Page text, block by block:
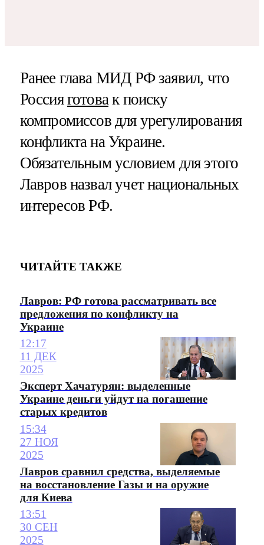
Ранее глава МИД РФ заявил, что
Россияготова к поиску
компромиссов для урегулирования
конфликта на Украине.
Обязательным условием для этого
Лавров назвал учет национальных
интересов РФ.
ЧИТАЙТЕ ТАКЖЕ
Лавров: РФ готова рассматривать все
предложения по конфликту на
Украине
12:17
11 ДЕК
2025
Эксперт Хачатурян: выделенные
Украине деньги уйдут на погашение
старых кредитов
15:34
27 НОЯ
2025
Лавров сравнил средства, выделяемые
на восстановление Газы и на оружие
для Киева
13:51
30 СЕН
2025